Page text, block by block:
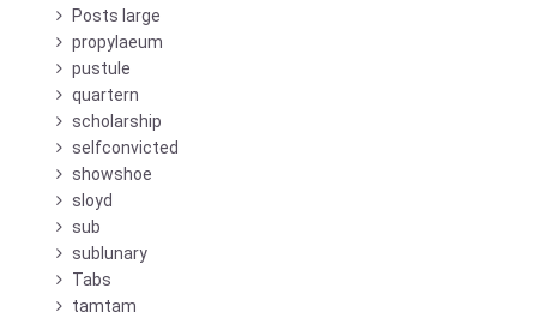
Posts large
propylaeum
pustule
quartern
scholarship
selfconvicted
showshoe
sloyd
sub
sublunary
Tabs
tamtam